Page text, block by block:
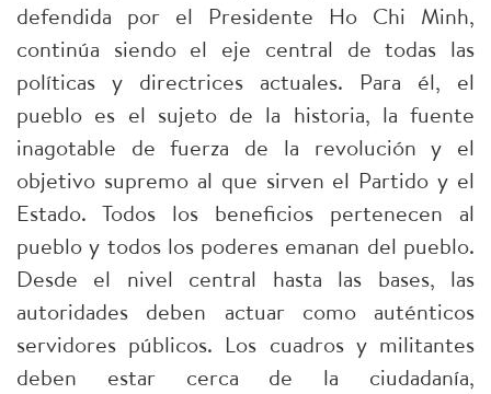
defendida por el Presidente Ho Chi Minh,
continúa siendo el eje central de todas las
políticas y directrices actuales. Para él, el
pueblo es el sujeto de la historia, la fuente
inagotable de fuerza de la revolución y el
objetivo supremo al que sirven el Partido y el
Estado. Todos los beneficios pertenecen al
pueblo y todos los poderes emanan del pueblo.
Desde el nivel central hasta las bases, las
autoridades deben actuar como auténticos
servidores públicos. Los cuadros y militantes
deben estar cerca de la ciudadanía,